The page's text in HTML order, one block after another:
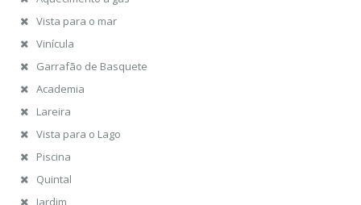
Vista para o mar
Vinícula
Garrafão de Basquete
Academia
Lareira
Vista para o Lago
Piscina
Quintal
Jardim